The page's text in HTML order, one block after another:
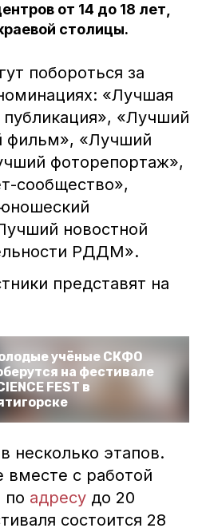
от 14 до 18 лет,
столицы.
побороться за
«Лучшая
публикация», «Лучший
фильм», «Лучший
фоторепортаж»,
сообщество»,
новостной
РДДМ».
представят на
учёные СКФО
на фестивале
FEST в
несколько этапов.
вместе с работой
по адресу до 20
состоится 28